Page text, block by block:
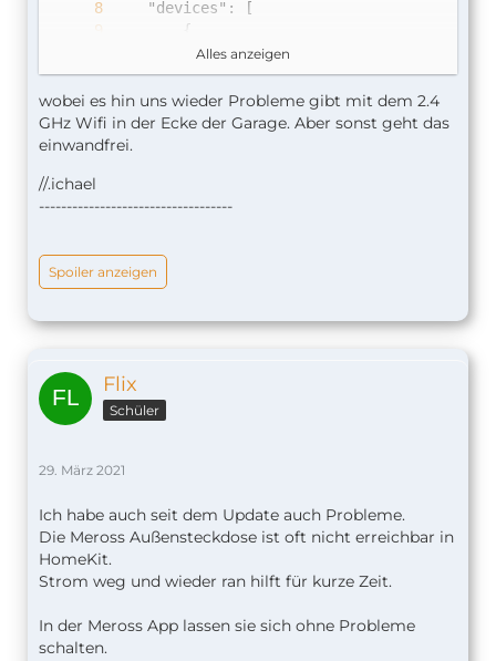
...
Alles anzeigen
wobei es hin uns wieder Probleme gibt mit dem 2.4
GHz Wifi in der Ecke der Garage. Aber sonst geht das
einwandfrei.
//.ichael
-----------------------------------
Spoiler anzeigen
Flix
Schüler
29. März 2021
Ich habe auch seit dem Update auch Probleme.
Die Meross Außensteckdose ist oft nicht erreichbar in
HomeKit.
Strom weg und wieder ran hilft für kurze Zeit.
In der Meross App lassen sie sich ohne Probleme
schalten.